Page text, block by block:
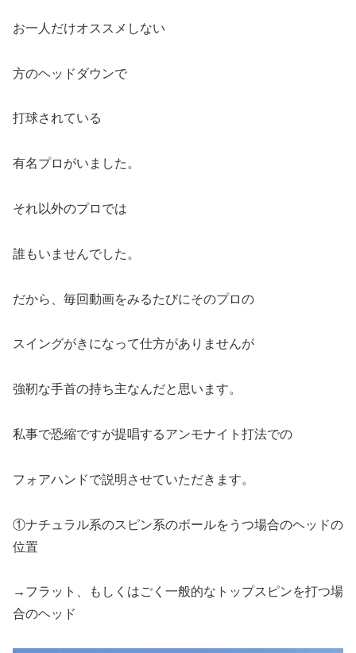
お一人だけオススメしない
方のヘッドダウンで
打球されている
有名プロがいました。
それ以外のプロでは
誰もいませんでした。
だから、毎回動画をみるたびにそのプロの
スイングがきになって仕方がありませんが
強靭な手首の持ち主なんだと思います。
私事で恐縮ですが提唱するアンモナイト打法での
フォアハンドで説明させていただきます。
①ナチュラル系のスピン系のボールをうつ場合のヘッドの
位置
→フラット、もしくはごく一般的なトップスピンを打つ場
合のヘッド